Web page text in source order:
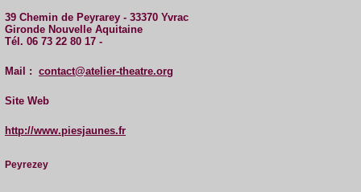
39 Chemin de Peyrarey - 33370 Yvrac
Gironde Nouvelle Aquitaine
Tél. 06 73 22 80 17 -
Mail : contact@atelier-theatre.org
Site Web
http://www.piesjaunes.fr
Peyrezey